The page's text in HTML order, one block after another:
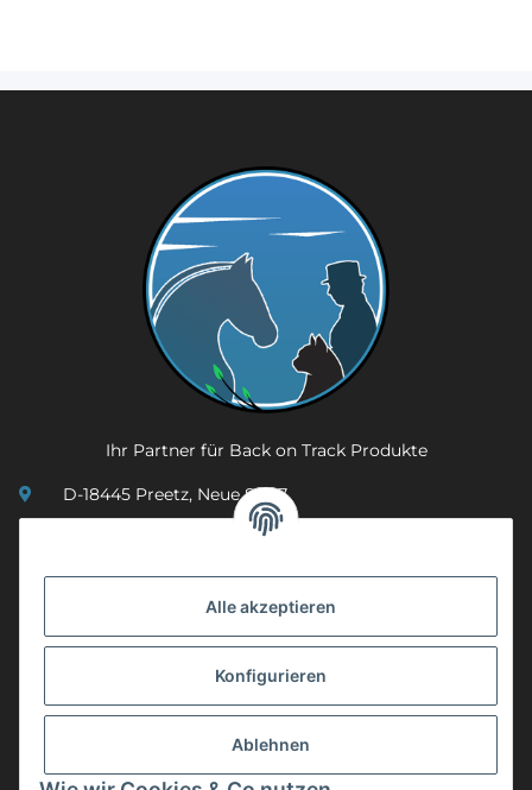
Alle akzeptieren
Konfigurieren
Ablehnen
Ihr Partner für Back on Track Produkte
D-18445 Preetz, Neue Str. 7
info@mobility-in-harmony.de
Informationen
Back on Track
ZAHLUNGSMETHODEN